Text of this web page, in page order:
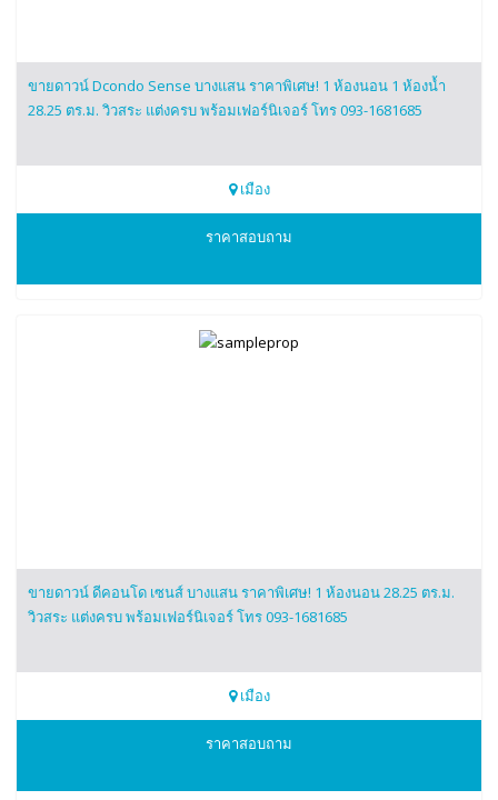
0931681685
Dcondo Sense บางแสน
ขายดาวน์ Dcondo Sense บางแสน ราคาพิเศษ! 1 ห้องนอน 1 ห้องน้ำ
28.25 ตร.ม. วิวสระ แต่งครบ พร้อมเฟอร์นิเจอร์ โทร 093-1681685
เมือง
ราคาสอบถาม
0931681685
ดีคอนโด เซนส์ บางแสน
ขายดาวน์ ดีคอนโด เซนส์ บางแสน ราคาพิเศษ! 1 ห้องนอน 28.25 ตร.ม.
วิวสระ แต่งครบ พร้อมเฟอร์นิเจอร์ โทร 093-1681685
เมือง
ราคาสอบถาม